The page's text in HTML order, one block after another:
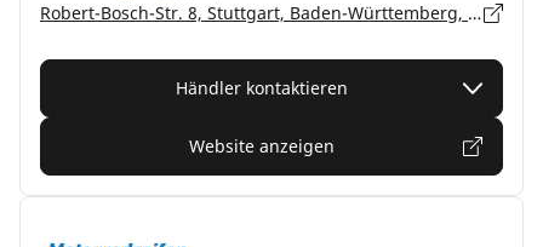
Robert-Bosch-Str. 8, Stuttgart, Baden-Württemberg, Künzelsau-Gaisbach - 74653
Händler kontaktieren
Website anzeigen